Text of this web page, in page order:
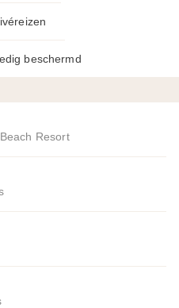
beschermd
Resort